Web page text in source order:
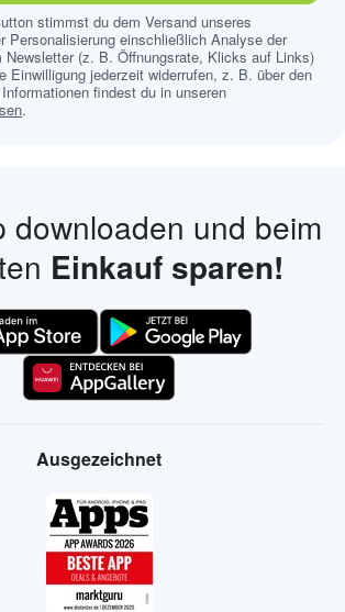
stimmst du dem Versand unseres
Personalisierung einschließlich Analyse der
Newsletter (z. B. Öffnungsrate, Klicks auf Links)
Einwilligung jederzeit widerrufen, z. B. über den
findest du in unseren
.
downloaden und beim
Einkauf sparen!
Ausgezeichnet